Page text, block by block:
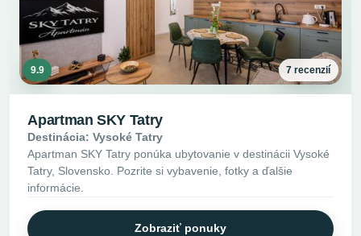
9.9 7 recenzií
Apartman SKY Tatry
Destinácia: Vysoké Tatry
Apartman SKY Tatry ponúka ubytovanie v destinácii Vysoké
Tatry, Slovensko. Pozrite si vybavenie, fotky a ďalšie
informácie.
Zobraziť ponuky